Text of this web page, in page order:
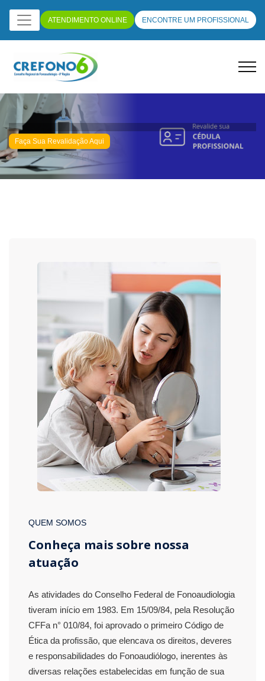
ATENDIMENTO ONLINE ENCONTRE UM PROFISSIONAL
Faça Sua Revalidação Aqui
QUEM SOMOS
Conheça mais sobre nossa
atuação
As atividades do Conselho Federal de Fonoaudiologia
tiveram início em 1983. Em 15/09/84, pela Resolução
CFFa n° 010/84, foi aprovado o primeiro Código de
Ética da profissão, que elencava os direitos, deveres
e responsabilidades do Fonoaudiólogo, inerentes às
diversas relações estabelecidas em função de sua